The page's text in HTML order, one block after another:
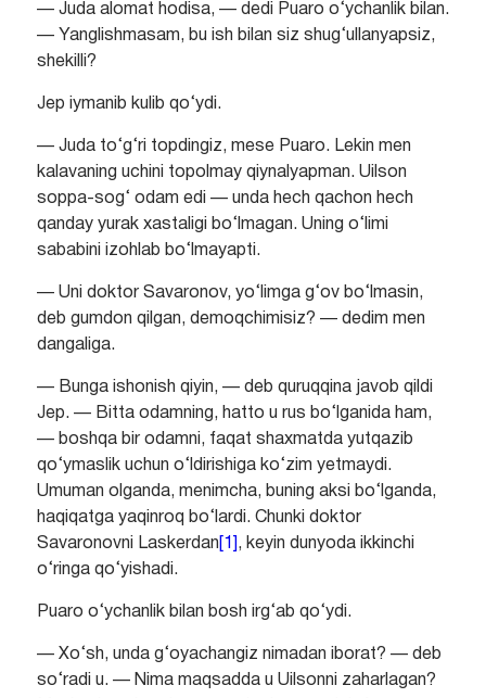
— Juda alomat hodisa, — dedi Puaro o‘ychanlik bilan.
— Yanglishmasam, bu ish bilan siz shug‘ullanyapsiz,
shekilli?
Jep iymanib kulib qo‘ydi.
— Juda to‘g‘ri topdingiz, mese Puaro. Lekin men
kalavaning uchini topolmay qiynalyapman. Uilson
soppa-sog‘ odam edi — unda hech qachon hech
qanday yurak xastaligi bo‘lmagan. Uning o‘limi
sababini izohlab bo‘lmayapti.
— Uni doktor Savaronov, yo‘limga g‘ov bo‘lmasin,
deb gumdon qilgan, demoqchimisiz? — dedim men
dangaliga.
— Bunga ishonish qiyin, — deb quruqqina javob qildi
Jep. — Bitta odamning, hatto u rus bo‘lganida ham,
— boshqa bir odamni, faqat shaxmatda yutqazib
qo‘ymaslik uchun o‘ldirishiga ko‘zim yetmaydi.
Umuman olganda, menimcha, buning aksi bo‘lganda,
haqiqatga yaqinroq bo‘lardi. Chunki doktor
Savaronovni Laskerdan [1] , keyin dunyoda ikkinchi
o‘ringa qo‘yishadi.
Puaro o‘ychanlik bilan bosh irg‘ab qo‘ydi.
— Xo‘sh, unda g‘oyachangiz nimadan iborat? — deb
so‘radi u. — Nima maqsadda u Uilsonni zaharlagan?